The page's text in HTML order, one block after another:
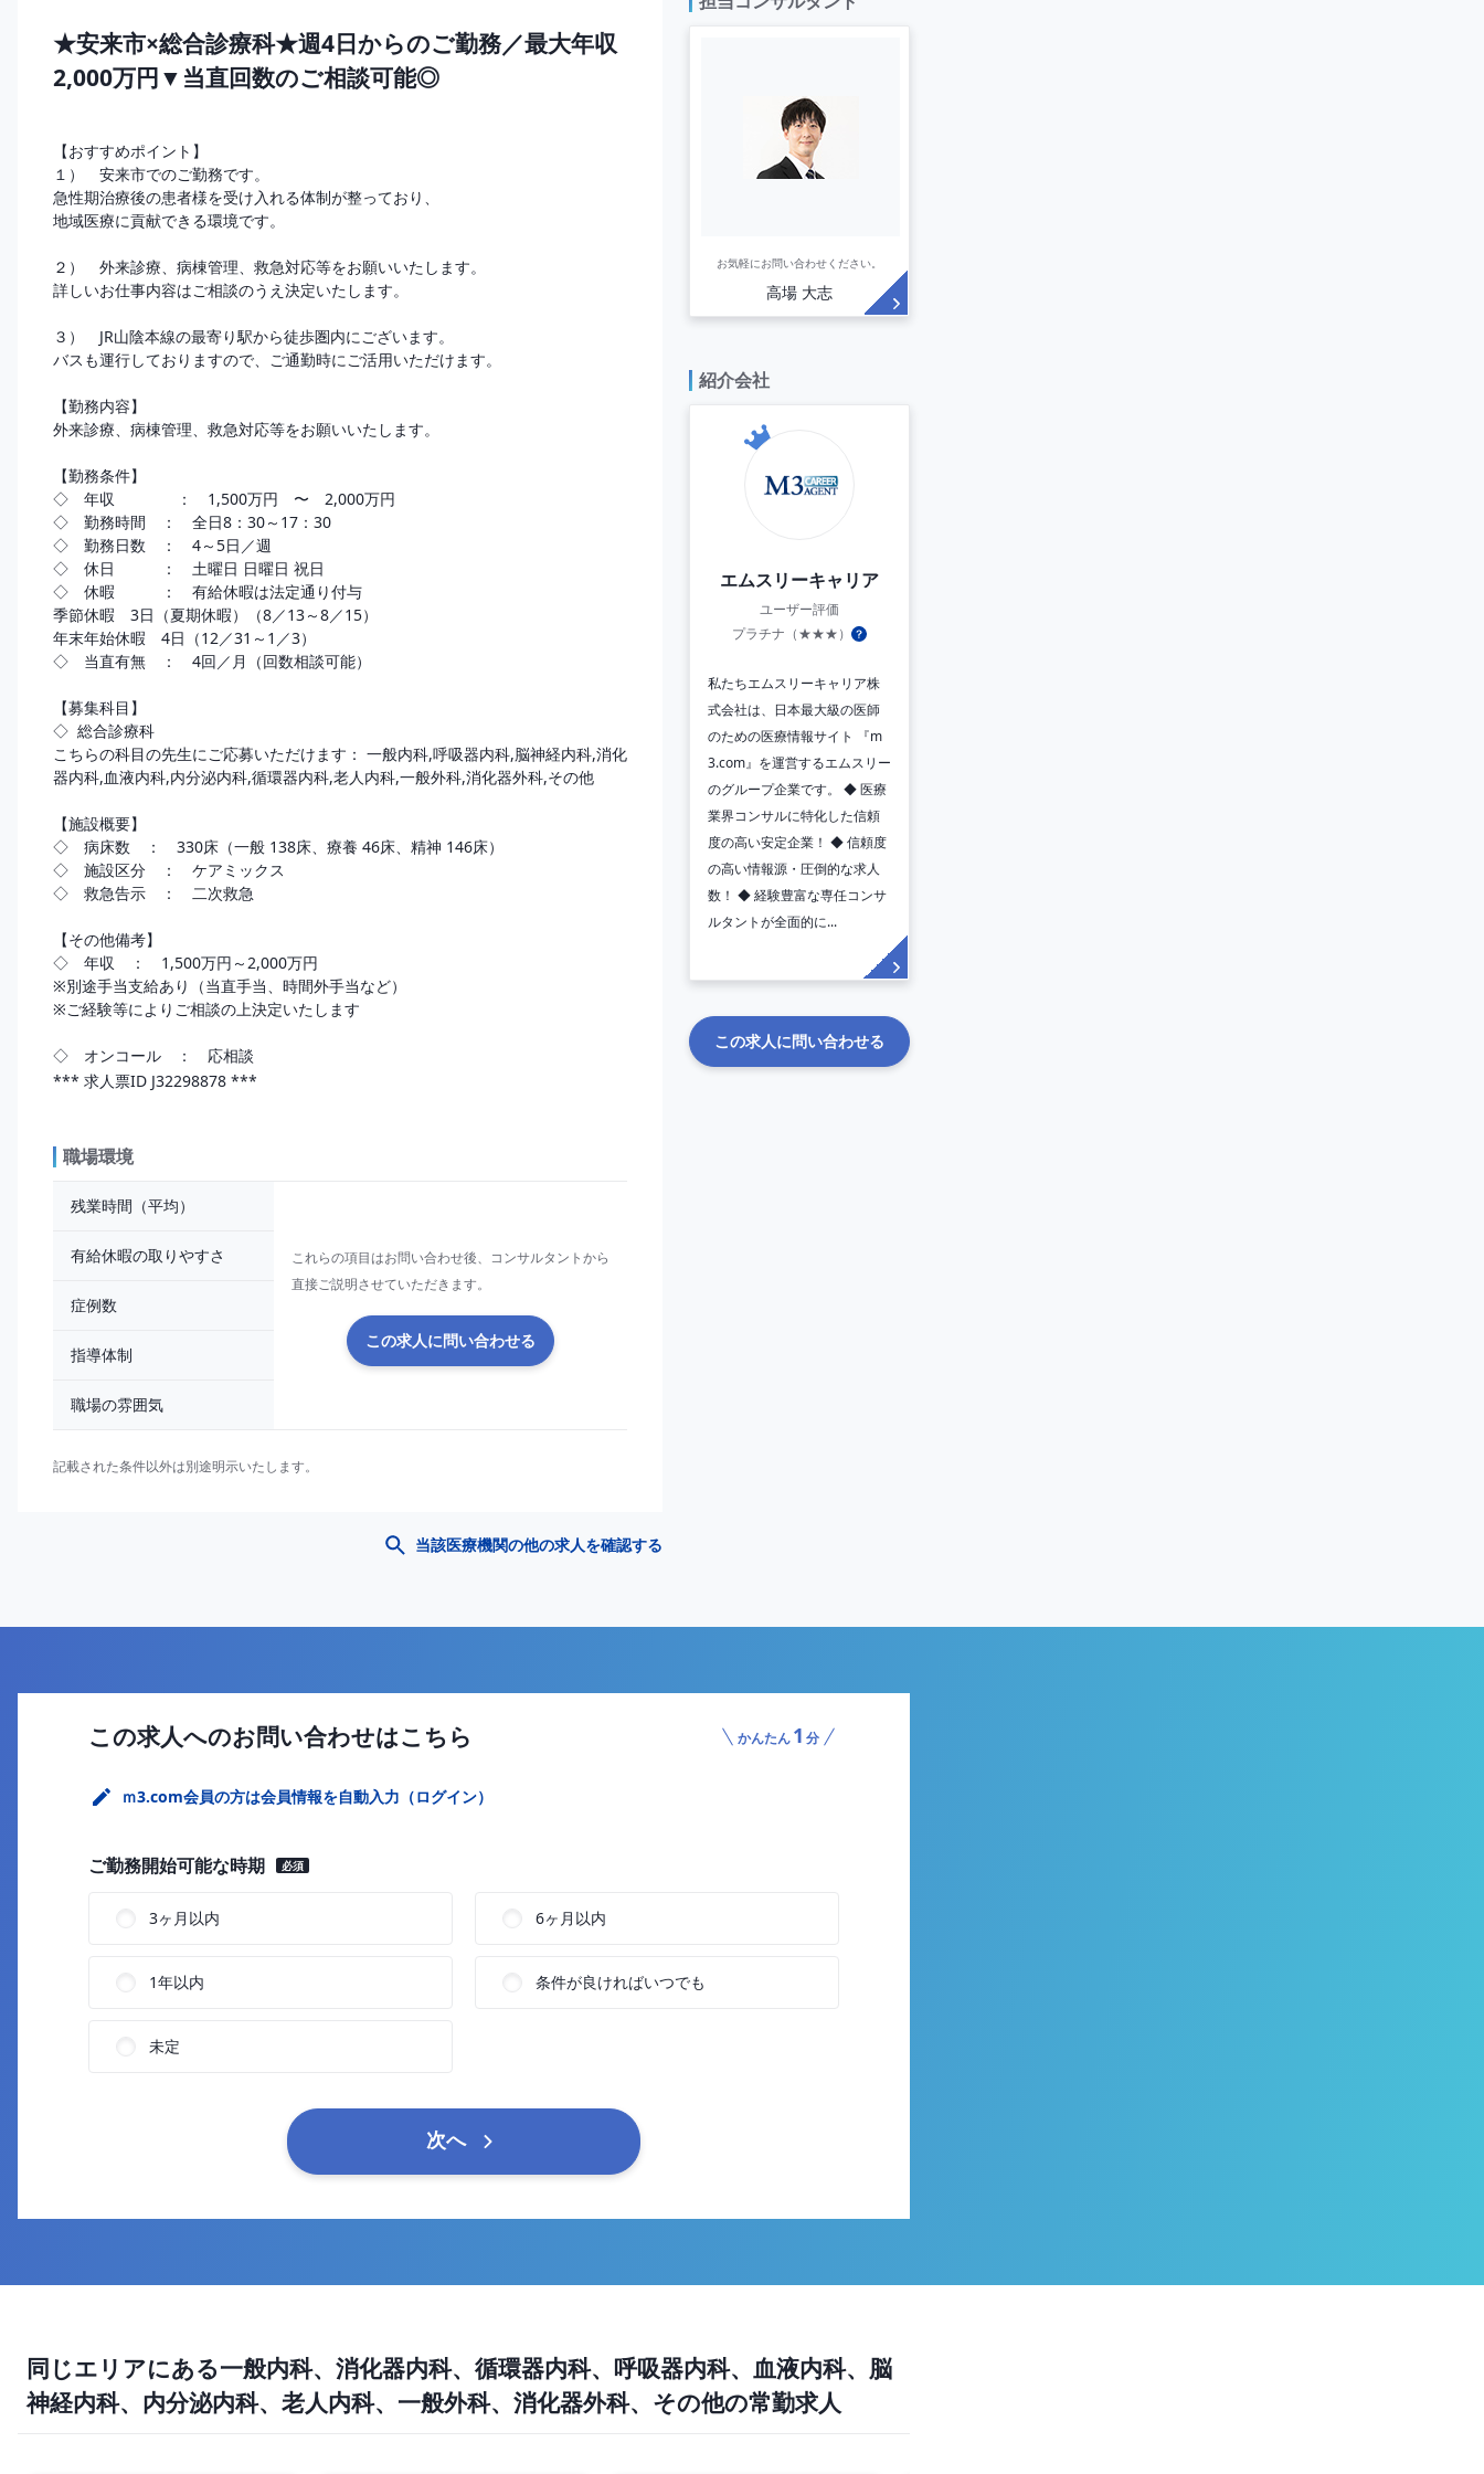
★安来市×総合診療科★週4日からのご勤務／最大年収
2,000万円▼当直回数のご相談可能◎
【おすすめポイント】
１）　安来市でのご勤務です。
急性期治療後の患者様を受け入れる体制が整っており、
地域医療に貢献できる環境です。
２）　外来診療、病棟管理、救急対応等をお願いいたします。
詳しいお仕事内容はご相談のうえ決定いたします。
３）　JR山陰本線の最寄り駅から徒歩圏内にございます。
バスも運行しておりますので、ご通勤時にご活用いただけます。
【勤務内容】
外来診療、病棟管理、救急対応等をお願いいたします。
【勤務条件】
◇　年収　　　　：　1,500万円　〜　2,000万円
◇　勤務時間　：　全日8：30～17：30
◇　勤務日数　：　4～5日／週
◇　休日　　　：　土曜日 日曜日 祝日
◇　休暇　　　：　有給休暇は法定通り付与
季節休暇　3日（夏期休暇）（8／13～8／15）
年末年始休暇　4日（12／31～1／3）
◇　当直有無　：　4回／月（回数相談可能）
【募集科目】
◇  総合診療科
こちらの科目の先生にご応募いただけます： 一般内科,呼吸器内科,脳神経内科,消化
器内科,血液内科,内分泌内科,循環器内科,老人内科,一般外科,消化器外科,その他
【施設概要】
◇　病床数　：　330床（一般 138床、療養 46床、精神 146床）
◇　施設区分　：　ケアミックス
◇　救急告示　：　二次救急
【その他備考】
◇　年収　：　1,500万円～2,000万円
※別途手当支給あり（当直手当、時間外手当など）
※ご経験等によりご相談の上決定いたします
*** 求人票ID J32298878 ***
職場環境
残業時間（平均）
有給休暇の取りやすさ
症例数
指導体制
職場の雰囲気
これらの項目はお問い合わせ後、コンサルタントから
直接ご説明させていただきます。
この求人に問い合わせる
記載された条件以外は別途明示いたします。
当該医療機関の他の求人を確認する
お気軽にお問い合わせください。
高場 大志
紹介会社
エムスリーキャリア
ユーザー評価
プラチナ（★★★）
私たちエムスリーキャリア株
式会社は、日本最大級の医師
のための医療情報サイト 『m
3.com』を運営するエムスリー
のグループ企業です。 ◆ 医療
業界コンサルに特化した信頼
度の高い安定企業！ ◆ 信頼度
の高い情報源・圧倒的な求人
数！ ◆ 経験豊富な専任コンサ
ルタントが全面的に...
この求人に問い合わせる
この求人へのお問い合わせはこちら かんたん1 分
ｍ3.com会員の方は会員情報を自動入力（ログイン）
ご勤務開始可能な時期 必須
3ヶ月以内 6ヶ月以内
1年以内 条件が良ければいつでも
未定
次へ
同じエリアにある一般内科、消化器内科、循環器内科、呼吸器内科、血液内科、脳
神経内科、内分泌内科、老人内科、一般外科、消化器外科、その他の常勤求人